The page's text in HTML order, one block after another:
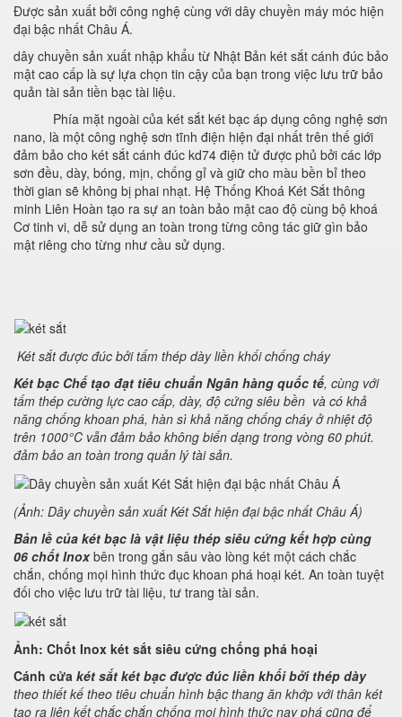
Được sản xuất bởi công nghệ cùng với dây chuyền máy móc hiện
đại bậc nhất Châu Á.
dây chuyền sản xuất nhập khẩu từ Nhật Bản két sắt cánh đúc bảo
mật cao cấp là sự lựa chọn tin cậy của bạn trong việc lưu trữ bảo
quản tài sản tiền bạc tài liệu.
Phía mặt ngoài của két sắt két bạc áp dụng công nghệ sơn
nano, là một công nghệ sơn tĩnh điện hiện đại nhất trên thế giới
đảm bảo cho két sắt cánh đúc kd74 điện tử được phủ bởi các lớp
sơn đều, dày, bóng, mịn, chống gỉ và giữ cho màu bền bỉ theo
thời gian sẽ không bị phai nhạt. Hệ Thống Khoá Két Sắt thông
minh Liên Hoàn tạo ra sự an toàn bảo mật cao độ cùng bộ khoá
Cơ tinh vi, dễ sử dụng an toàn trong từng công tác giữ gìn bảo
mật riêng cho từng như cầu sử dụng.
Két sắt được đúc bởi tấm thép dày liền khối chống cháy
Két bạc Chế tạo đạt tiêu chuẩn Ngân hàng quốc tế, cùng với
tấm thép cường lực cao cấp, dày, độ cứng siêu bền và có khả
năng chống khoan phá, hàn sì khả năng chống cháy ở nhiệt độ
trên 1000°C vẫn đảm bảo không biến dạng trong vòng 60 phút.
đảm bảo an toàn trong quản lý tài sản.
(Ảnh: Dây chuyền sản xuất Két Sắt hiện đại bậc nhất Châu Á)
Bản lề của két bạc là vật liệu thép siêu cứng kết hợp cùng
06 chốt Inoxbên trong gắn sâu vào lòng két một cách chắc
chắn, chống mọi hình thức đục khoan phá hoại két. An toàn tuyệt
đối cho việc lưu trữ tài liệu, tư trang tài sản.
Ảnh: Chốt Inox két sắt siêu cứng chống phá hoại
Cánh cửa két sắt két bạc được đúc liền khối bởi thép dày
theo thiết kế theo tiêu chuẩn hình bậc thang ăn khớp với thân két
tạo ra liên kết chắc chắn chống mọi hình thức nạy phá cũng để